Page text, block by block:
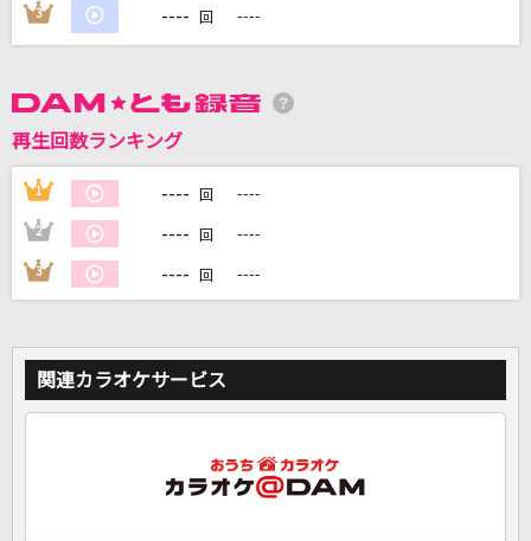
カラオケ最新情報をチェック！
3 ---- 回 ----
再生回数ランキング
1 ---- 回 ----
2 ---- 回 ----
3 ---- 回 ----
関連カラオケサービス